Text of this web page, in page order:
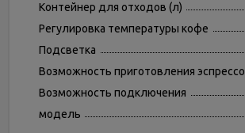
Контейнер для отходов (л)
Регулировка температуры кофе
Подсветка
Возможность приготовления эспрессо
Возможность подключения
модель